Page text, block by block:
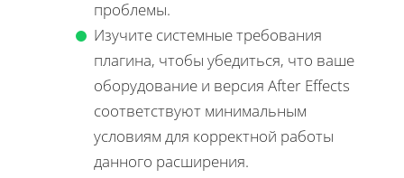
проблемы.
Изучите системные требования
плагина, чтобы убедиться, что ваше
оборудование и версия After Effects
соответствуют минимальным
условиям для корректной работы
данного расширения.